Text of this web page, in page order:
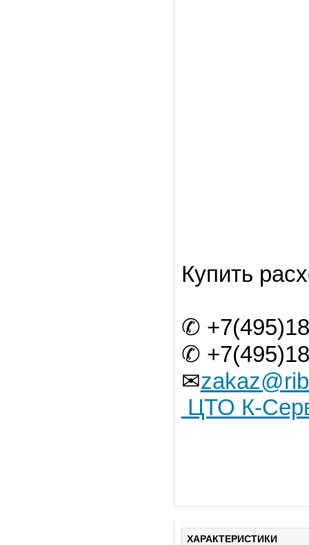
Купить
✆
✆
✉
ЦТО К-
ХАРАКТЕРИСТИКИ